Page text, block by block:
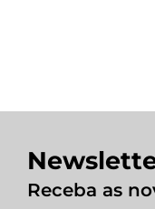
Receba as